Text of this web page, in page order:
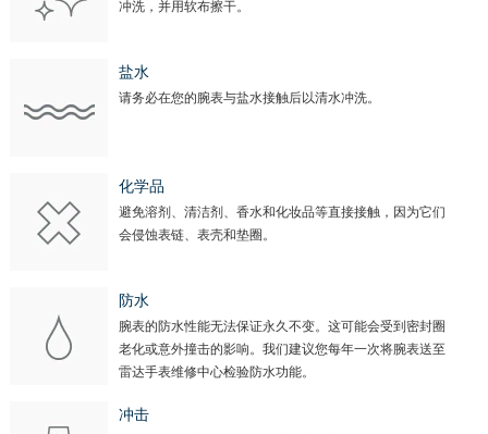
冲洗，并用软布擦干。
盐水
请务必在您的腕表与盐水接触后以清水冲洗。
化学品
避免溶剂、清洁剂、香水和化妆品等直接接触，因为它们
会侵蚀表链、表壳和垫圈。
防水
腕表的防水性能无法保证永久不变。这可能会受到密封圈
老化或意外撞击的影响。我们建议您每年一次将腕表送至
雷达手表维修中心检验防水功能。
冲击